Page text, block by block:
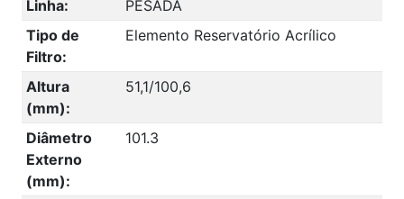
Linha:
PESADA
Tipo de
Filtro:
Elemento Reservatório Acrílico
Altura
(mm):
51,1/100,6
Diâmetro
Externo
(mm):
101.3